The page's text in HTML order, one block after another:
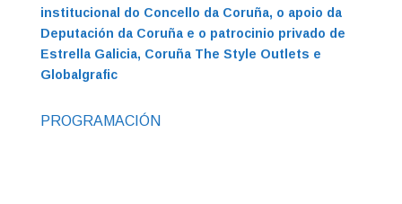
institucional do Concello da Coruña, o apoio da
Deputación da Coruña e o patrocinio privado de
Estrella Galicia, Coruña The Style Outlets e
Globalgrafic
PROGRAMACIÓN